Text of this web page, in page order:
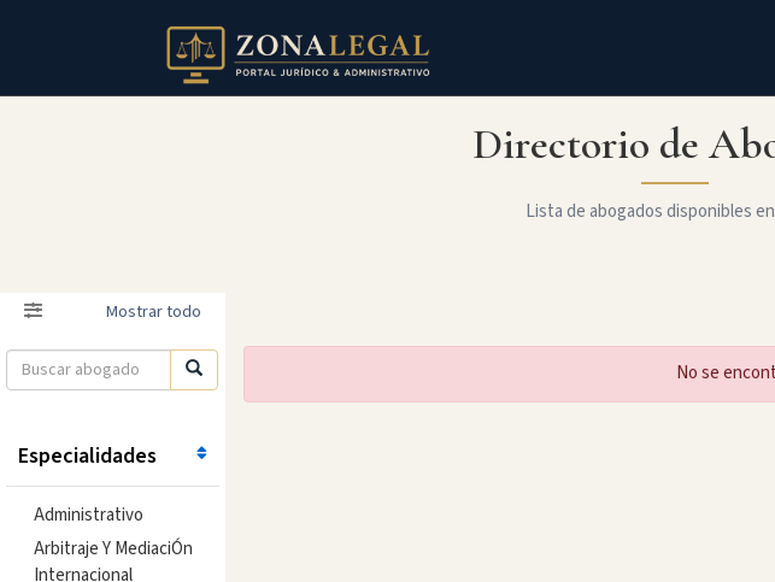
Directorio de
Lista de abogados disponibles
Filtro Mostrar todo
Especialidades
Administrativo
Arbitraje Y MediaciÓn
Internacional
No se